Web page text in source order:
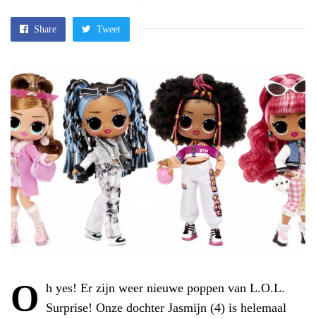
Share Tweet
O
h yes! Er zijn weer nieuwe poppen van L.O.L.
Surprise! Onze dochter Jasmijn (4) is helemaal